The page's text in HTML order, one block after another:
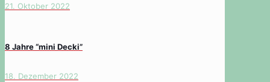
21. Oktober 2022
8 Jahre “mini Decki”
18. Dezember 2022